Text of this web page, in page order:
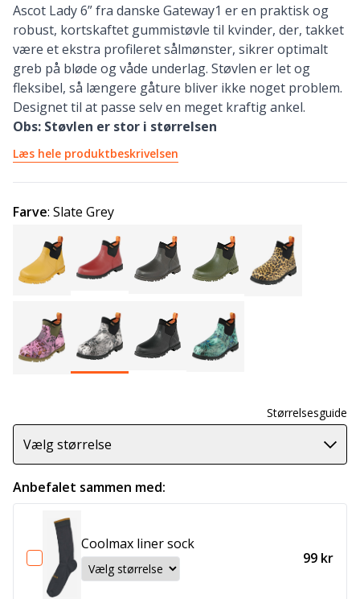
Ascot Lady 6” fra danske Gateway1 er en praktisk og
robust, kortskaftet gummistøvle til kvinder, der, takket
være et ekstra profileret sålmønster, sikrer optimalt
greb på bløde og våde underlag. Støvlen er let og
fleksibel, så længere gåture bliver ikke noget problem.
Designet til at passe selv en meget kraftig ankel.
Obs: Støvlen er stor i størrelsen
Læs hele produktbeskrivelsen
Farve: Slate Grey
Størrelsesguide
Vælg størrelse
Anbefalet sammen med:
Coolmax liner sock
99 kr